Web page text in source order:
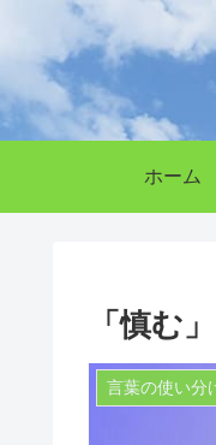
ホーム
「慎む
言葉の使い分